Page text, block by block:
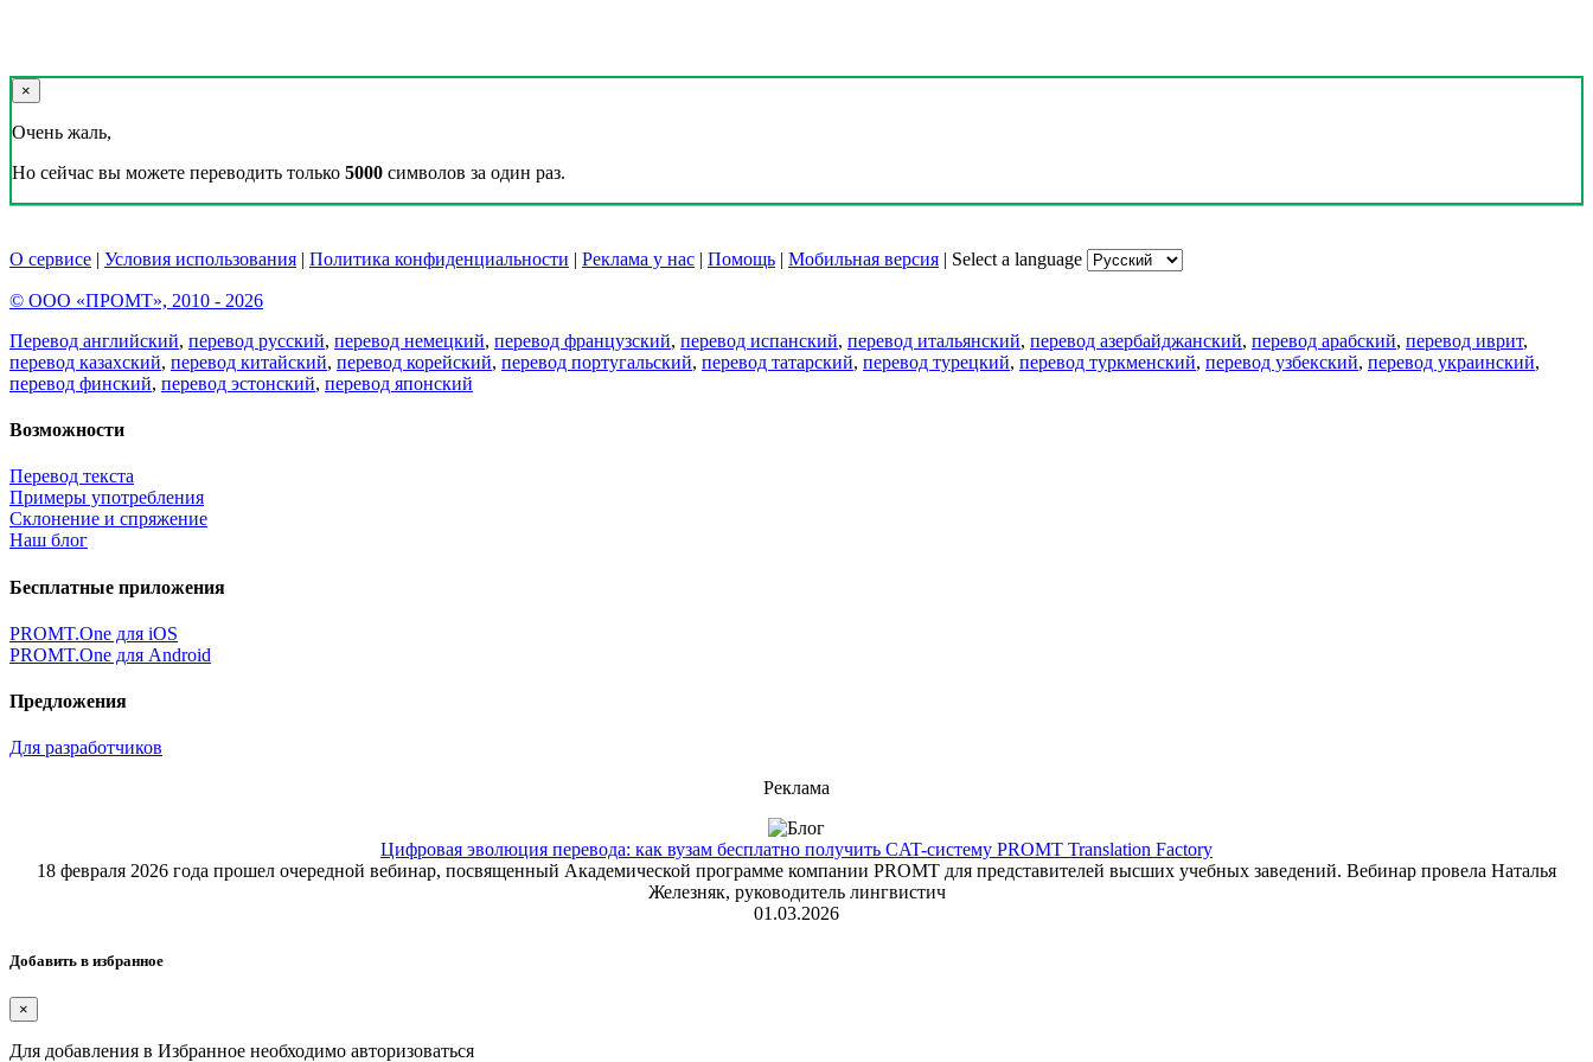
×
Очень жаль,
Но сейчас вы можете переводить только 5000 символов за один раз.
О сервисе | Условия использования | Политика конфиденциальности | Реклама у нас | Помощь | Мобильная версия | Select a language
© ООО «ПРОМТ», 2010 - 2026
Перевод английский, перевод русский, перевод немецкий, перевод французский, перевод испанский, перевод итальянский, перевод азербайджанский, перевод арабский, перевод иврит,
перевод казахский, перевод китайский, перевод корейский, перевод португальский, перевод татарский, перевод турецкий, перевод туркменский, перевод узбекский, перевод украинский,
перевод финский, перевод эстонский, перевод японский
Возможности
Перевод текста
Примеры употребления
Склонение и спряжение
Наш блог
Бесплатные приложения
PROMT.One для iOS
PROMT.One для Android
Предложения
Для разработчиков
Реклама
Цифровая эволюция перевода: как вузам бесплатно получить CAT-систему PROMT Translation Factory
18 февраля 2026 года прошел очередной вебинар, посвященный Академической программе компании PROMT для представителей высших учебных заведений. Вебинар провела Наталья
Железняк, руководитель лингвистич
01.03.2026
Добавить в избранное
×
Для добавления в Избранное необходимо авторизоваться